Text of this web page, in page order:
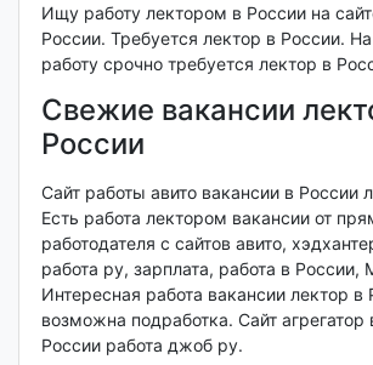
Ищу работу лектором в России на
России. Требуется лектор в России.
работу срочно требуется лектор в
Свежие вакансии
России
Сайт работы авито вакансии в России
Есть работа лектором вакансии от
работодателя с сайтов авито,
работа ру, зарплата, работа в России,
Интересная работа вакансии лектор в
возможна подработка. Сайт агрегатор
России работа джоб ру.